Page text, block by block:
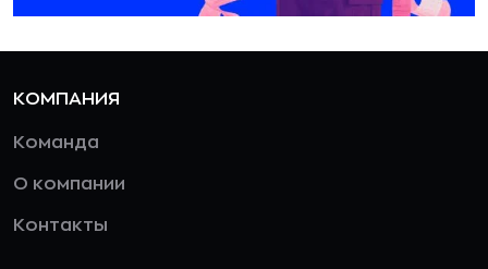
КОМПАНИЯ
Команда
О компании
Контакты